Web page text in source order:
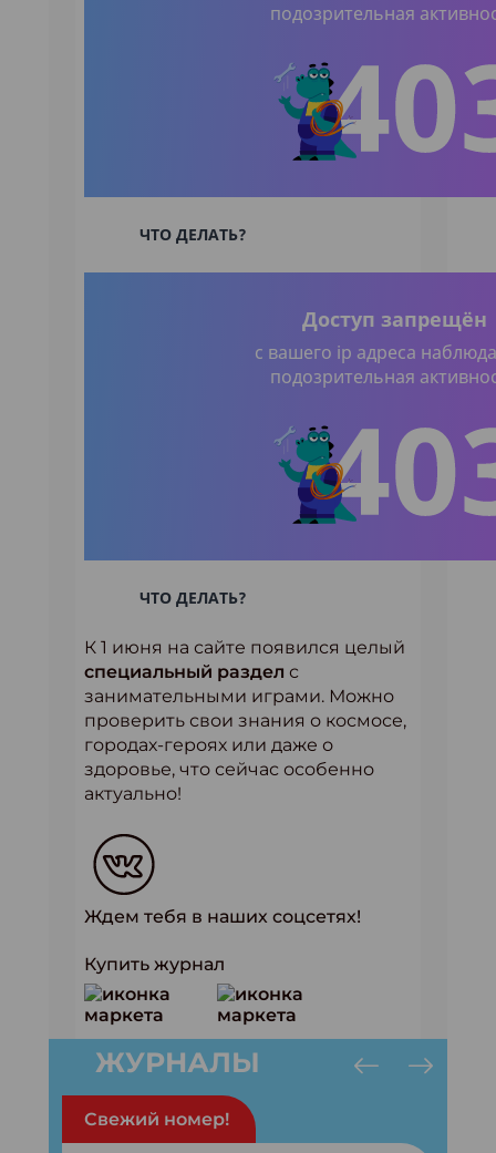
К 1 июня на сайте появился целый
специальный раздел с
занимательными играми. Можно
проверить свои знания о космосе,
городах-героях или даже о
здоровье, что сейчас особенно
актуально!
Ждем тебя в наших соцсетях!
Купить журнал
ЖУРНАЛЫ
Свежий номер!